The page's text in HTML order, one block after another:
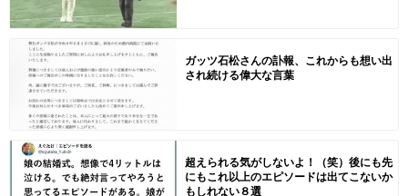
ガッツ石松さんの訃報、これからも想い出
され続ける偉大な言葉
超えられる気がしないよ！（笑）後にも先
にもこれ以上のエピソードは出てこないか
もしれない８選